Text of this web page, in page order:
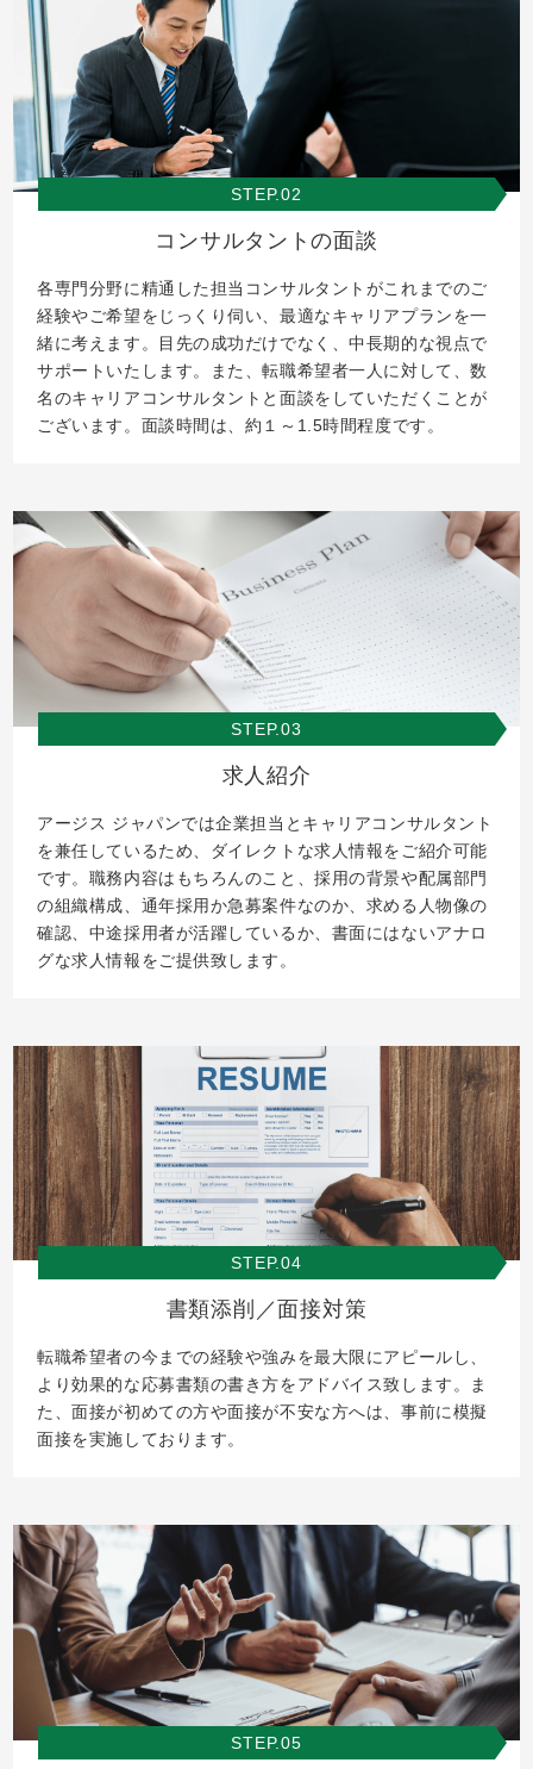
STEP.02
コンサルタントの面談
各専門分野に精通した担当コンサルタントがこれまでのご
経験やご希望をじっくり伺い、最適なキャリアプランを一
緒に考えます。目先の成功だけでなく、中長期的な視点で
サポートいたします。また、転職希望者一人に対して、数
名のキャリアコンサルタントと面談をしていただくことが
ございます。面談時間は、約１～1.5時間程度です。
STEP.03
求人紹介
アージス ジャパンでは企業担当とキャリアコンサルタント
を兼任しているため、ダイレクトな求人情報をご紹介可能
です。職務内容はもちろんのこと、採用の背景や配属部門
の組織構成、通年採用か急募案件なのか、求める人物像の
確認、中途採用者が活躍しているか、書面にはないアナロ
グな求人情報をご提供致します。
STEP.04
書類添削／面接対策
転職希望者の今までの経験や強みを最大限にアピールし、
より効果的な応募書類の書き方をアドバイス致します。ま
た、面接が初めての方や面接が不安な方へは、事前に模擬
面接を実施しております。
STEP.05